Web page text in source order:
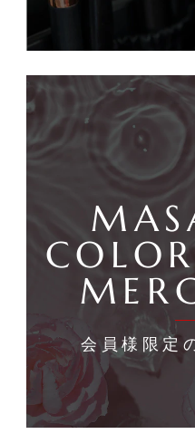
会員様限定